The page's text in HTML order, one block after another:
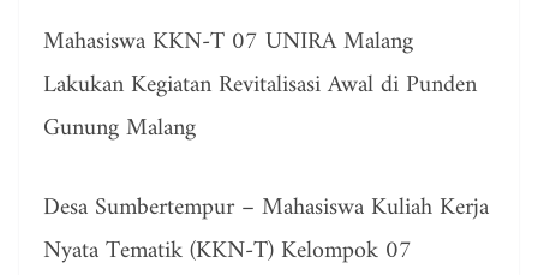
Mahasiswa KKN-T 07 UNIRA Malang
Lakukan Kegiatan Revitalisasi Awal di Punden
Gunung Malang
Desa Sumbertempur – Mahasiswa Kuliah Kerja
Nyata Tematik (KKN-T) Kelompok 07